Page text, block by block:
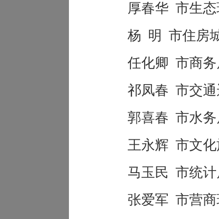
厚春华 市生
杨 明 市住房
任化卿 市商
祁凤春 市交
郭喜春 市水
王永辉 市文
马玉民 市统
张爱军 市营